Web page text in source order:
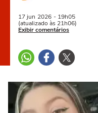
17 jun 2026 - 19h05
(atualizado às 21h06)
Exibir comentários